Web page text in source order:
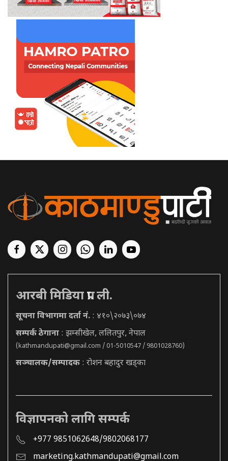
आरबी मिडिया प्रा. ली.
सूचना विभागमा दर्ता नं. : ४१०\२०७३\०७४
सम्पर्क ठेगाना : झम्सीखेल, ललितपुर, नेपाल
(kathmandupati@gmail.com / 01-5010547 / 9801028760)
सञ्चालक/सम्पादक : रोशन बहादुर खड्का
विज्ञापनको लागि सम्पर्क
+977 9851062648/9802068177
marketing.kathmandupati@gmail.com